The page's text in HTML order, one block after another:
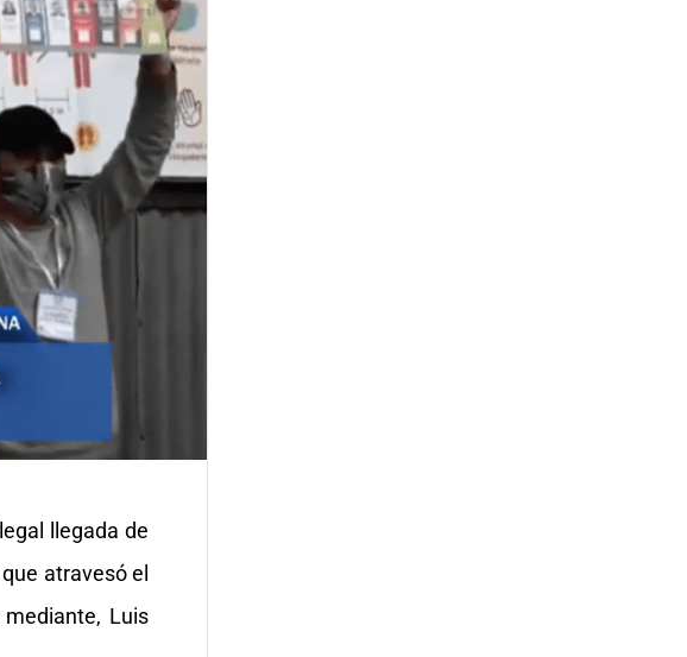
llegada de
atravesó el
Luis